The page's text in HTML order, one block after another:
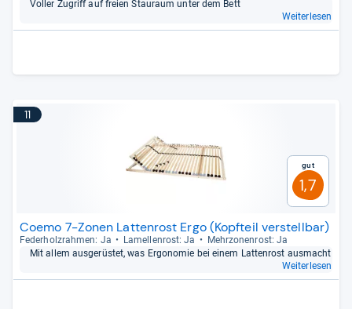
Vol­ler Zugriff auf freien Stau­raum unter dem Bett
Weiterlesen
11
Gut
1,7
Coemo 7-Zonen Lattenrost Ergo (Kopfteil verstellbar)
Feder­holz­rah­men: Ja Lamel­len­rost: Ja
Mehr­zo­nen­rost: Ja
Mit allem aus­ge­rüs­tet, was Ergo­no­mie bei einem Lat­ten­rost aus­macht
Weiterlesen